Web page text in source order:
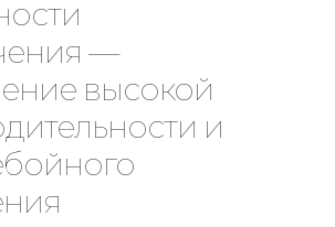
—
высокой
и